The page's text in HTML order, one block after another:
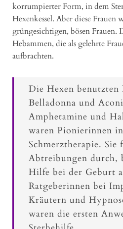
korrumpierter Form, in dem
Hexenkessel. Aber diese Frauen
grüngesichtigen, bösen
Hebammen, die als gelehrte
aufbrachten.
Die Hexen
Belladonna und
Amphetamine und
waren Pionierinnen
Schmerztherapie. Sie
Abtreibungen durch,
Hilfe bei der Geburt
Ratgeberinnen bei
Kräutern und
waren die ersten